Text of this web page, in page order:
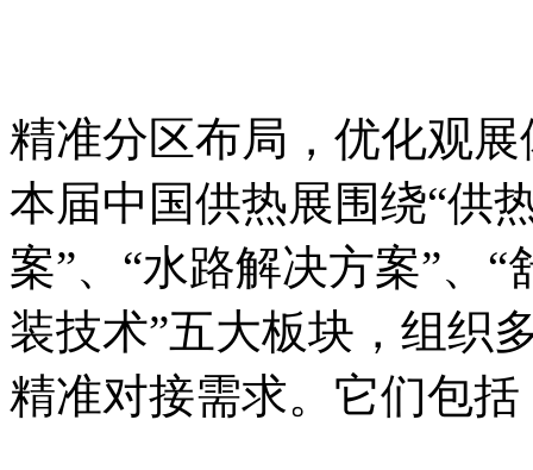
精准分区布局，优化观展
本届中国供热展围绕“供
案”、“水路解决方案”、
装技术”五大板块，组织
精准对接需求。它们包括